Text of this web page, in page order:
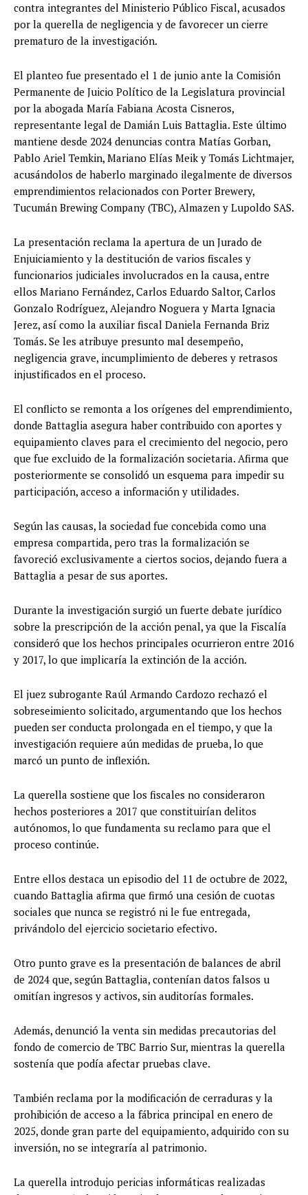
contra integrantes del Ministerio Público Fiscal, acusados
por la querella de negligencia y de favorecer un cierre
prematuro de la investigación.
El planteo fue presentado el 1 de junio ante la Comisión
Permanente de Juicio Político de la Legislatura provincial
por la abogada María Fabiana Acosta Cisneros,
representante legal de Damián Luis Battaglia. Este último
mantiene desde 2024 denuncias contra Matías Gorban,
Pablo Ariel Temkin, Mariano Elías Meik y Tomás Lichtmajer,
acusándolos de haberlo marginado ilegalmente de diversos
emprendimientos relacionados con Porter Brewery,
Tucumán Brewing Company (TBC), Almazen y Lupoldo SAS.
La presentación reclama la apertura de un Jurado de
Enjuiciamiento y la destitución de varios fiscales y
funcionarios judiciales involucrados en la causa, entre
ellos Mariano Fernández, Carlos Eduardo Saltor, Carlos
Gonzalo Rodríguez, Alejandro Noguera y Marta Ignacia
Jerez, así como la auxiliar fiscal Daniela Fernanda Briz
Tomás. Se les atribuye presunto mal desempeño,
negligencia grave, incumplimiento de deberes y retrasos
injustificados en el proceso.
El conflicto se remonta a los orígenes del emprendimiento,
donde Battaglia asegura haber contribuido con aportes y
equipamiento claves para el crecimiento del negocio, pero
que fue excluido de la formalización societaria. Afirma que
posteriormente se consolidó un esquema para impedir su
participación, acceso a información y utilidades.
Según las causas, la sociedad fue concebida como una
empresa compartida, pero tras la formalización se
favoreció exclusivamente a ciertos socios, dejando fuera a
Battaglia a pesar de sus aportes.
Durante la investigación surgió un fuerte debate jurídico
sobre la prescripción de la acción penal, ya que la Fiscalía
consideró que los hechos principales ocurrieron entre 2016
y 2017, lo que implicaría la extinción de la acción.
El juez subrogante Raúl Armando Cardozo rechazó el
sobreseimiento solicitado, argumentando que los hechos
pueden ser conducta prolongada en el tiempo, y que la
investigación requiere aún medidas de prueba, lo que
marcó un punto de inflexión.
La querella sostiene que los fiscales no consideraron
hechos posteriores a 2017 que constituirían delitos
autónomos, lo que fundamenta su reclamo para que el
proceso continúe.
Entre ellos destaca un episodio del 11 de octubre de 2022,
cuando Battaglia afirma que firmó una cesión de cuotas
sociales que nunca se registró ni le fue entregada,
privándolo del ejercicio societario efectivo.
Otro punto grave es la presentación de balances de abril
de 2024 que, según Battaglia, contenían datos falsos u
omitían ingresos y activos, sin auditorías formales.
Además, denunció la venta sin medidas precautorias del
fondo de comercio de TBC Barrio Sur, mientras la querella
sostenía que podía afectar pruebas clave.
También reclama por la modificación de cerraduras y la
prohibición de acceso a la fábrica principal en enero de
2025, donde gran parte del equipamiento, adquirido con su
inversión, no se integraría al patrimonio.
La querella introdujo pericias informáticas realizadas